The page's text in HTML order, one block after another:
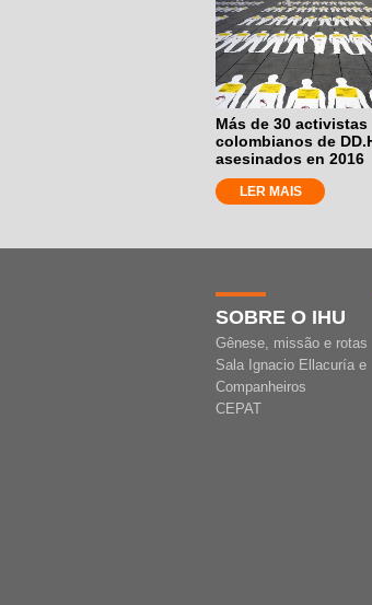
Más de 30 activistas
colombianos de
asesinados en 2016
LER MAIS
SOBRE O IHU
Gênese, missão e rotas
Sala Ignacio Ellacuría e
Companheiros
CEPAT